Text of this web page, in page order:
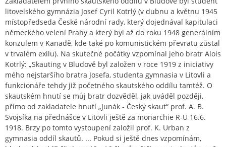
litovelského gymnázia Josef Cyril Kotrlý (v dubnu a květnu 1945
místopředseda České národní rady, který dojednával kapitulaci
německého velení Prahy a který byl až do roku 1948 generálním
konzulem v Kanadě, kde také po komunistickém převratu zůstal
v trvalém exilu). Na skutečné počátky vzpomínal jeho bratr Alois
Kotrlý: „Skauting v Bludově byl založen v roce 1919 z iniciativy
mého nejstaršího bratra Josefa, studenta gymnasia v Litovli a
funkcionáře tehdy již početného skautského oddílu tamtéž. O
skautském hnutí se můj bratr dozvěděl, jak uváděl později,
přímo od zakladatele hnutí „Junák - Český skaut“ prof. A. B.
Svojsíka na přednášce v Litovli ještě za monarchie R-U 16.6.
1918. Brzy po tomto vystoupení založil prof. K. Urban z
gymnasia oddíl skautů. ... Pokud si ještě dnes vzpomínám,